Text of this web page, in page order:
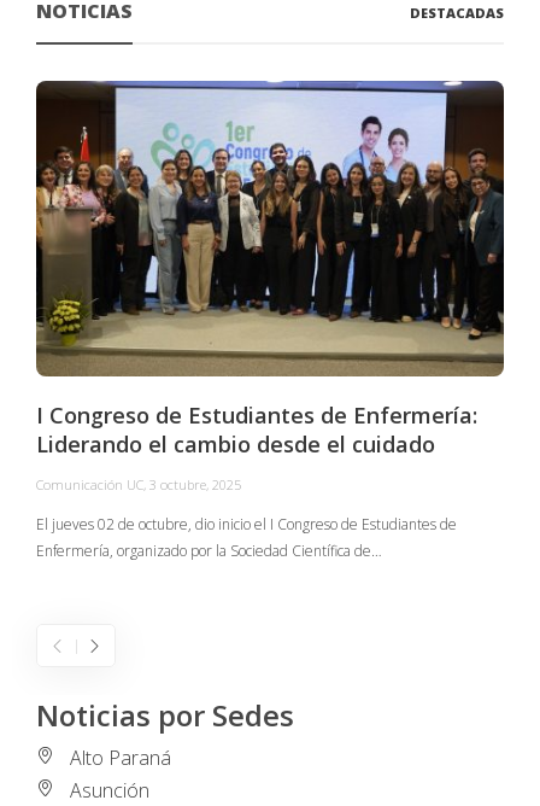
NOTICIAS DESTACADAS
I Congreso de Estudiantes de Enfermería:
Liderando el cambio desde el cuidado
Comunicación UC, 3 octubre, 2025
El jueves 02 de octubre, dio inicio el I Congreso de Estudiantes de
Enfermería, organizado por la Sociedad Científica de…
Noticias por Sedes
Alto Paraná
Asunción